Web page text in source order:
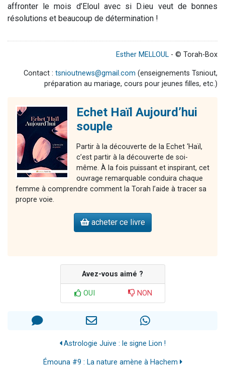
affronter le mois d’Eloul avec si D.ieu veut de bonnes
résolutions et beaucoup de détermination !
Esther MELLOUL - © Torah-Box
Contact : tsnioutnews@gmail.com (enseignements Tsniout,
préparation au mariage, cours pour jeunes filles, etc.)
Echet Haïl Aujourd’hui
souple
Partir à la découverte de la Echet ‘Haïl,
c’est partir à la découverte de soi-
même. À la fois puissant et inspirant, cet
ouvrage remarquable conduira chaque
femme à comprendre comment la Torah l’aide à tracer sa
propre voie.
acheter ce livre
Avez-vous aimé ?
OUI NON
Astrologie Juive : le signe Lion !
Émouna #9 : La nature amène à Hachem